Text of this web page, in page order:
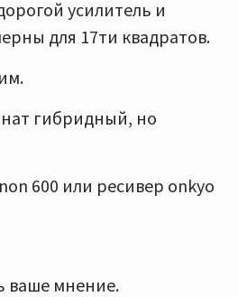
усилитель и
для 17ти квадратов.
гибридный, но
600 или ресивер onkyo
ваше мнение.